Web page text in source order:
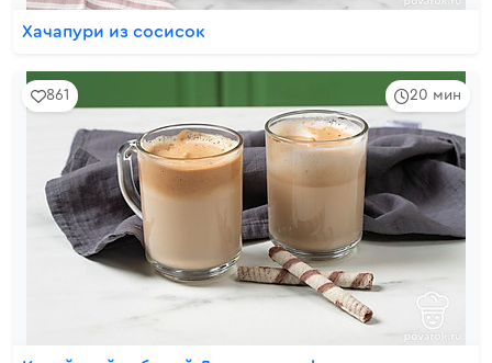
Хачапури из сосисок
20 мин
861